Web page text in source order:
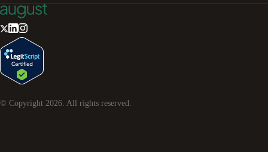
© Copyright 2026 . All rights reserved.